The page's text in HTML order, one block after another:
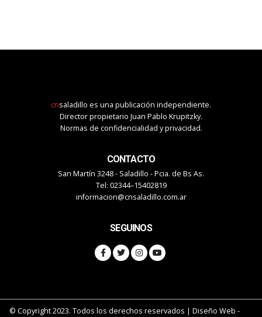
cnsaladillo es una publicación independiente.
Director propietario Juan Pablo Krupitzky.
Normas de confidencialidad y privacidad.
CONTACTO
San Martín 3248 - Saladillo - Pcia. de Bs As.
Tel: 02344–15402819
informacion@cnsaladillo.com.ar
SEGUINOS
© Copyright 2023. Todos los derechos reservados | Diseño Web -